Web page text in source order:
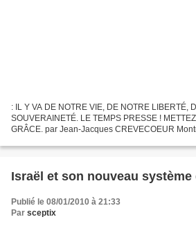
: IL Y VA DE NOTRE VIE, DE NOTRE LIBERTÉ,
SOUVERAINETÉ. LE TEMPS PRESSE !
GRÂCE. par Jean-Jacques CREVECOEUR
jalousement...
Israël et son nouveau système
Publié le 08/01/2010 à 21:33
Par sceptix